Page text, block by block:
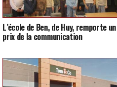
L’école de Ben, de Huy, remporte un
prix de la communication